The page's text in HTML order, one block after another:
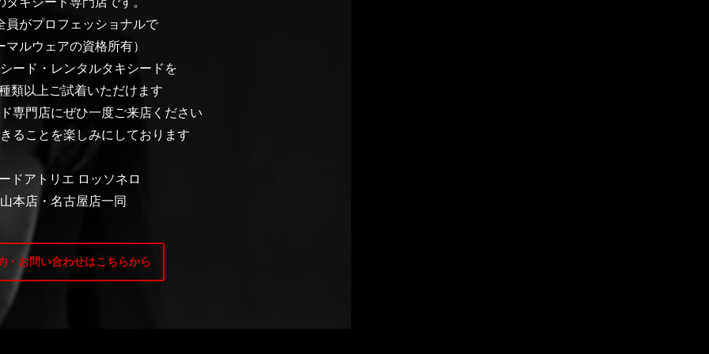
員がプロフェッショナルで
マルウェアの資格所有）
ード・レンタルタキシードを
類以上ご試着いただけます
専門店にぜひ一度ご来店ください
ることを楽しみにしております
ドアトリエ ロッソネロ
本店・名古屋店一同
・お問い合わせはこちらから